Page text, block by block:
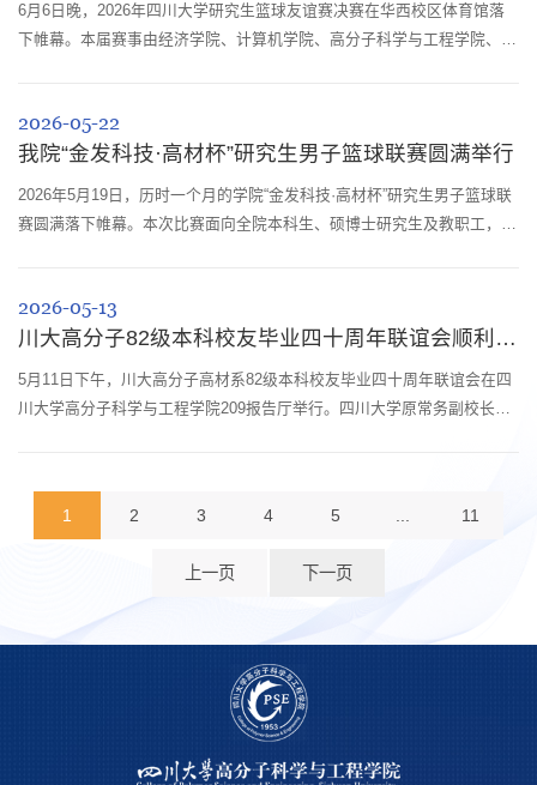
6月6日晚，2026年四川大学研究生篮球友谊赛决赛在华西校区体育馆落
下帷幕。本届赛事由经济学院、计算机学院、高分子科学与工程学院、生
及科研单位的27支研究生男子篮球队参赛。我院篮球队从小组赛起便展现
出强劲实力，以全胜战绩挺进决赛。决赛当晚，现场气氛热烈。首节比赛
双方比分交替上...
2026-05-22
我院“金发科技·高材杯”研究生男子篮球联赛圆满举行
2026年5月19日，历时一个月的学院“金发科技·高材杯”研究生男子篮球联
赛圆满落下帷幕。本次比赛面向全院本科生、硕博士研究生及教职工，鼓
对决，“向善高分子”队与“Dynamic polymer”队两支队伍脱颖而出，会师决
赛。决赛中，双方势均力敌，展开激烈对攻。上半场比赛，两队比分交替
上升，陷...
2026-05-13
川大高分子82级本科校友毕业四十周年联谊会顺利举行
5月11日下午，川大高分子高材系82级本科校友毕业四十周年联谊会在四
川大学高分子科学与工程学院209报告厅举行。四川大学原常务副校长、
来自海内外的高材系82级本科校友、校友家属参加活动。活动由82级校友
张彬主持。李光宪向校友们致以亲切问候，他回顾了七十多年来学科与学
1 2 3 4 5 ... 11
上一页 下一页